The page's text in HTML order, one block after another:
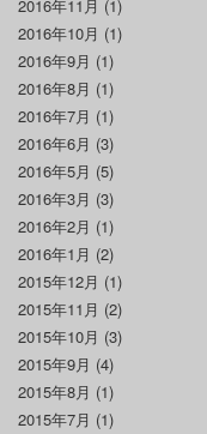
2016年11月 (1)
2016年10月 (1)
2016年9月 (1)
2016年8月 (1)
2016年7月 (1)
2016年6月 (3)
2016年5月 (5)
2016年3月 (3)
2016年2月 (1)
2016年1月 (2)
2015年12月 (1)
2015年11月 (2)
2015年10月 (3)
2015年9月 (4)
2015年8月 (1)
2015年7月 (1)